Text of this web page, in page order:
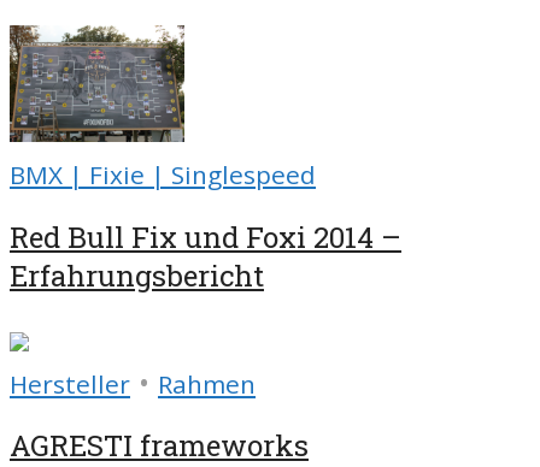
BMX | Fixie | Singlespeed
Red Bull Fix und Foxi 2014 –
Erfahrungsbericht
Hersteller • Rahmen
AGRESTI frameworks